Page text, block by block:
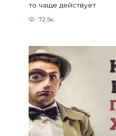
то чаще действует
72.5к.